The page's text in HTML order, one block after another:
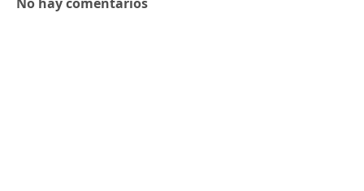
No hay comentarios